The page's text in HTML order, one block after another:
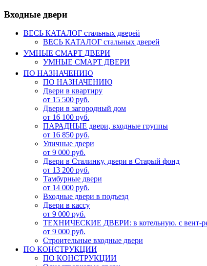
Входные двери
ВЕСЬ КАТАЛОГ стальных дверей
ВЕСЬ КАТАЛОГ стальных дверей
УМНЫЕ СМАРТ ДВЕРИ
УМНЫЕ СМАРТ ДВЕРИ
ПО НАЗНАЧЕНИЮ
ПО НАЗНАЧЕНИЮ
Двери в квартиру
от 15 500 руб.
Двери в загородный дом
от 16 100 руб.
ПАРАДНЫЕ двери, входные группы
от 16 850 руб.
Уличные двери
от 9 000 руб.
Двери в Сталинку, двери в Старый фонд
от 13 200 руб.
Тамбурные двери
от 14 000 руб.
Входные двери в подъезд
Двери в кассу
от 9 000 руб.
ТЕХНИЧЕСКИЕ ДВЕРИ: в котельную. с вент-
от 9 000 руб.
Строительные входные двери
ПО КОНСТРУКЦИИ
ПО КОНСТРУКЦИИ